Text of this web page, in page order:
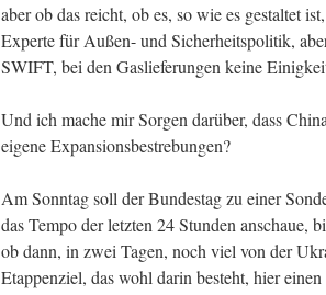
aber ob das reicht, ob es, so wie es gestal­tet
Exper­te für Außen- und Sicher­heits­po­li­tik,
SWIFT, bei den Gas­lie­fe­run­gen kei­ne
Und ich mache mir Sor­gen dar­über, dass
eige­ne Expansionsbestrebungen?
Am Sonn­tag soll der Bun­des­tag zu einer
das Tem­po der letz­ten 24 Stun­den anschaue,
ob dann, in zwei Tagen, noch viel von der
Etap­pen­ziel, das wohl dar­in besteht, hier